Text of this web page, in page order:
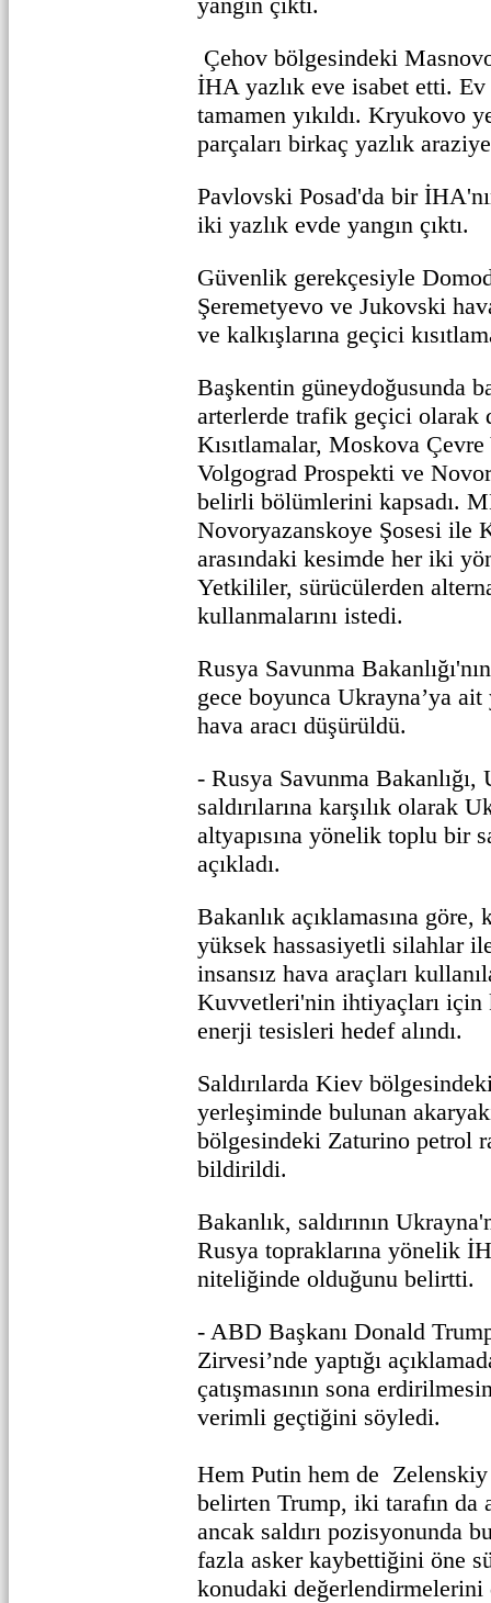
Çehov bölgesindeki
İHA yazlık eve isabet etti.
tamamen yıkıldı. Kryukovo
parçaları birkaç yazlık
Pavlovski Posad'da bir
iki yazlık evde yangın çıktı.
Güvenlik gerekçesiyle
Şeremetyevo ve Jukovski
ve kalkışlarına geçici
Başkentin güneydoğusunda
arterlerde trafik geçici olarak
Kısıtlamalar, Moskova
Volgograd Prospekti ve
belirli bölümlerini kapsadı.
Novoryazanskoye Şosesi ile
arasındaki kesimde her iki
Yetkililer, sürücülerden
kullanmalarını istedi.
Rusya Savunma
gece boyunca Ukrayna’ya ait
hava aracı düşürüldü.
- Rusya Savunma Bakanlığı,
saldırılarına karşılık olarak
altyapısına yönelik toplu bir
açıkladı.
Bakanlık açıklamasına
yüksek hassasiyetli silahlar
insansız hava araçları
Kuvvetleri'nin ihtiyaçları için
enerji tesisleri hedef alındı.
Saldırılarda Kiev
yerleşiminde bulunan
bölgesindeki Zaturino petrol
bildirildi.
Bakanlık, saldırının
Rusya topraklarına yönelik
niteliğinde olduğunu belirtti.
- ABD Başkanı Donald
Zirvesi’nde yaptığı
çatışmasının sona
verimli geçtiğini söyledi.
Hem Putin hem de
belirten Trump, iki tarafın da
ancak saldırı pozisyonunda
fazla asker kaybettiğini öne
konudaki